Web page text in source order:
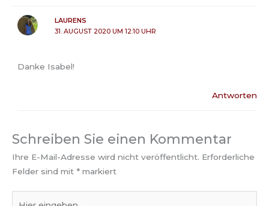
LAURENS
31. AUGUST 2020 UM 12:10 UHR
Danke Isabel!
Antworten
Schreiben Sie einen Kommentar
Ihre E-Mail-Adresse wird nicht veröffentlicht. Erforderliche
Felder sind mit * markiert